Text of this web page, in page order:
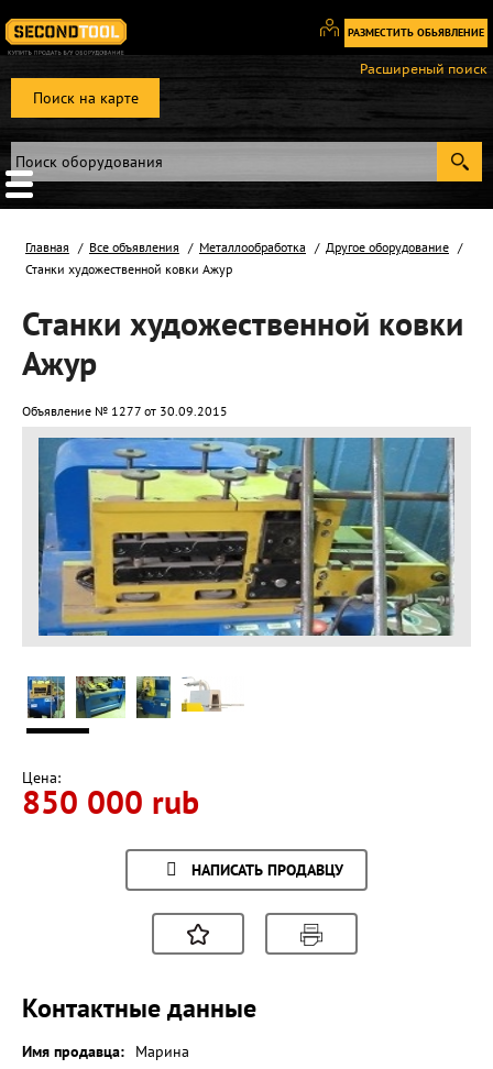
РАЗМЕСТИТЬ ОБЬЯВЛЕНИЕ
Вход
Регистрация
Поиск на карте
Расширеный поиск
Главная Все объявления Металлообработка
Другое оборудование
Станки художественной ковки Ажур
Станки художественной ковки
Ажур
Объявление № 1277 от 30.09.2015
Цена:
850 000 rub
НАПИСАТЬ ПРОДАВЦУ
Контактные данные
Имя продавца:
Марина